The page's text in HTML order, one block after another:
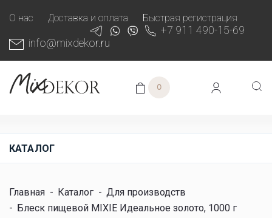
О нас Доставка и оплата Быстрая регистрация
+7 911 490-15-69
info@mixdekor.ru
0
КАТАЛОГ
Главная - Каталог - Для производств
- Блеск пищевой MIXIE Идеальное золото, 1000 г